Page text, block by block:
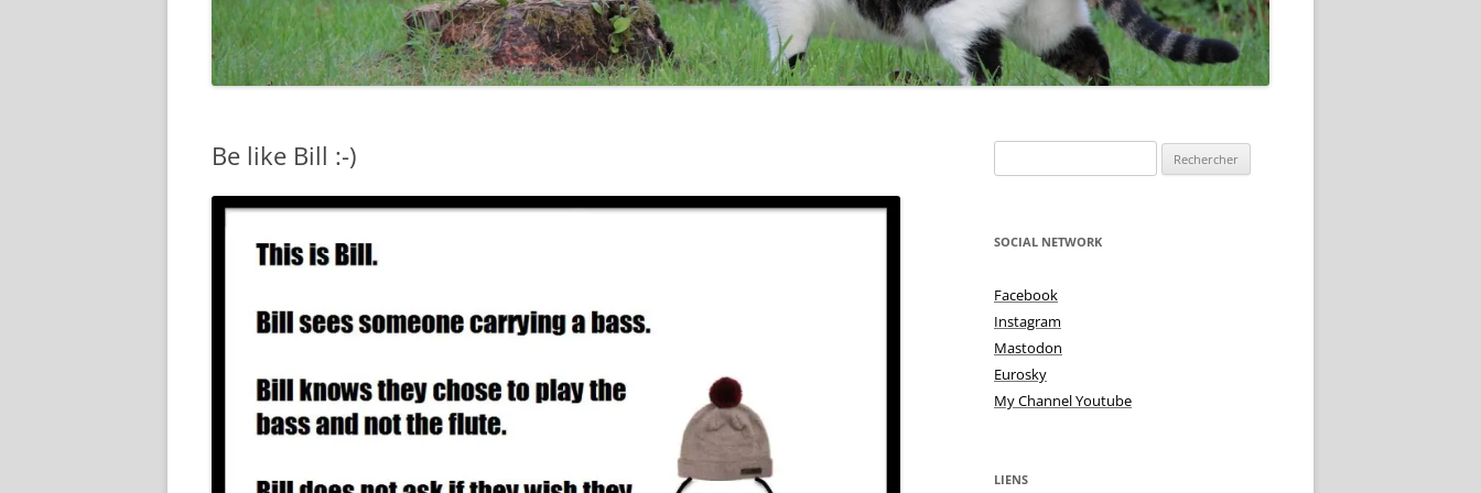
TEN COMMANDMENTS OF BASS
CHICK COREA!
JAZZ SCALES
LA GAMME BLUES
DEMI-TON TON & TON TON
MAL AQUIS HARASSE!
TRICOTISM OU UNE HISTOIRE DE
DO YOU KNOW WHERE ONE IS ?
TU VIENS MA PUCE
Be like Bill :-)
SOCIAL NETWORK
Facebook
Instagram
Mastodon
Eurosky
My Channel Youtube
LIENS